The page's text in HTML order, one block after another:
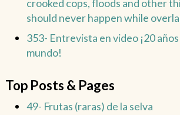
crooked cops, floods and other
should never happen while
353- Entrevista en video ¡20
mundo!
Top Posts & Pages
49- Frutas (raras) de la selva